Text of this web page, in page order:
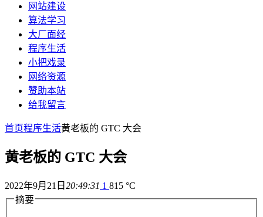
网站建设
算法学习
大厂面经
程序生活
小把戏录
网络资源
赞助本站
给我留言
首页程序生活黄老板的 GTC 大会
黄老板的 GTC 大会
2022年9月21日 20:49:31 1 815 °C
摘要